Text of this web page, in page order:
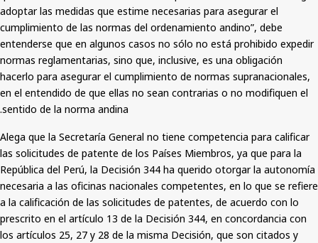
adoptar las medidas que estime necesarias para asegurar el
cumplimiento de las normas del ordenamiento andino”, debe
entenderse que en algunos casos no sólo no está prohibido expedir
normas reglamentarias, sino que, inclusive, es una obligación
hacerlo para asegurar el cumplimiento de normas supranacionales,
en el entendido de que ellas no sean contrarias o no modifiquen el
sentido de la norma andina.
Alega que la Secretaría General no tiene competencia para calificar
las solicitudes de patente de los Países Miembros, ya que para la
República del Perú, la Decisión 344 ha querido otorgar la autonomía
necesaria a las oficinas nacionales competentes, en lo que se refiere
a la calificación de las solicitudes de patentes, de acuerdo con lo
prescrito en el artículo 13 de la Decisión 344, en concordancia con
los artículos 25, 27 y 28 de la misma Decisión, que son citados y